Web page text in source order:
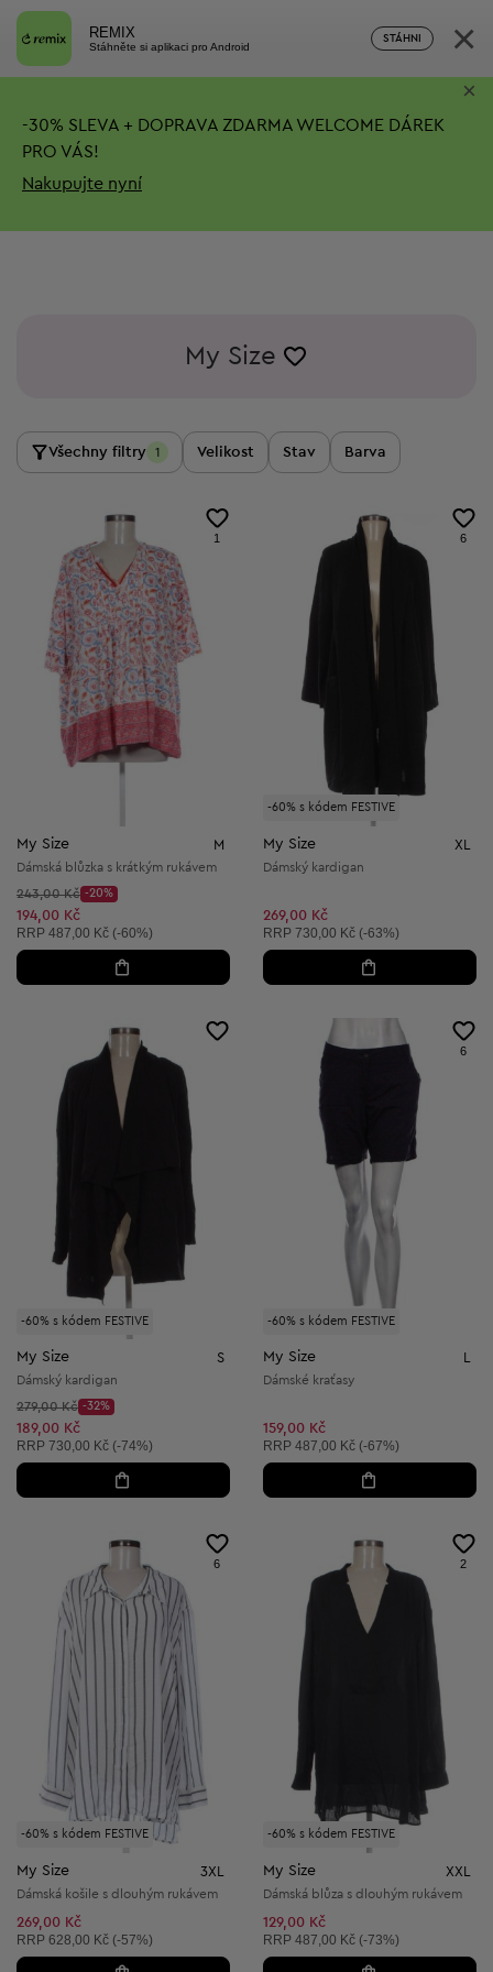
REMIX
Stáhněte si aplikaci pro Android
STÁHNI ×
-30% SLEVA + DOPRAVA ZDARMA WELCOME DÁREK
PRO VÁS!
Nakupujte nyní
×
My Size
Všechny filtry 1 Velikost Stav Barva
1
My Size M
Dámská blůzka s krátkým rukávem
Původní cena:
243,00 Kč
Discount Price:
-20%
Snížená cena:
194,00 Kč
Doporučená cena:
RRP 487,00 Kč (-60%)
-60% s kódem FESTIVE
6
My Size XL
Dámský kardigan
269,00 Kč
Doporučená cena:
RRP 730,00 Kč (-63%)
-60% s kódem FESTIVE
My Size S
Dámský kardigan
Původní cena:
279,00 Kč
Discount Price:
-32%
Snížená cena:
189,00 Kč
Doporučená cena:
RRP 730,00 Kč (-74%)
-60% s kódem FESTIVE
6
My Size
Dámské kraťasy
159,00 Kč
Doporučená cena:
RRP 487,00 Kč (-67%)
-60% s kódem FESTIVE
6
My Size 3XL
Dámská košile s dlouhým rukávem
269,00 Kč
Doporučená cena:
RRP 628,00 Kč (-57%)
-60% s kódem FESTIVE
2
My Size XXL
Dámská blůza s dlouhým rukávem
129,00 Kč
Doporučená cena:
RRP 487,00 Kč (-73%)